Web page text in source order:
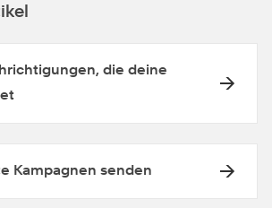
die deine
Kampagnen senden